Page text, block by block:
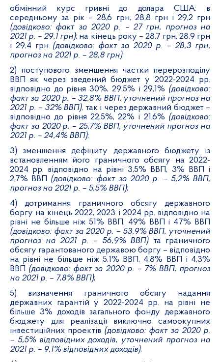
обмінний курс гривні до долара США: в
середньому за рік – 28,6 грн, 28,8 грн і 29,2 грн
(довідково: факт за 2020 р. – 27 грн, прогноз на
2021 р. – 29,1 грн); на кінець року – 28,7 грн, 28,9 грн
і 29,4 грн (довідково: факт за 2020 р. – 28,3 грн,
прогноз на 2021 р. – 28,8 грн);
2) поступового зменшення частки перерозподілу
ВВП як через зведений бюджет у 2022-2024 рр.
відповідно до рівня 30%, 29,5% і 29,1% (довідково:
факт за 2020 р. – 32,8% ВВП, уточнений прогноз на
2021 р. – 32% ВВП), так і через державний бюджет –
відповідно до рівня 22,5%, 22% і 21,6% (довідково:
факт за 2020 р. – 25,7% ВВП, уточнений прогноз на
2021 р. – 24,4% ВВП);
3) зменшення дефіциту державного бюджету із
встановленням його граничного обсягу на 2022-
2024 рр. відповідно на рівні 3,5% ВВП, 3% ВВП і
2,7% ВВП (довідково: факт за 2020 р. – 5,2% ВВП,
прогноз на 2021 р. – 5,5% ВВП);
4) дотримання граничного обсягу державного
боргу на кінець 2022, 2023 і 2024 рр. відповідно на
рівні не більше ніж 51% ВВП, 49% ВВП і 47% ВВП
(довідково: факт за 2020 р. – 53,9% ВВП, уточнений
прогноз на 2021 р. – 56,9% ВВП)та граничного
обсягу гарантованого державою боргу – відповідно
на рівні не більше ніж 5,1% ВВП, 4,8% ВВП і 4,3%
ВВП (довідково: факт за 2020 р. – 7% ВВП, прогноз
на 2021 р. – 7,8% ВВП);
5) визначення граничного обсягу надання
державних гарантій у 2022-2024 рр. на рівні не
більше 3% доходів загального фонду державного
бюджету для реалізації виключно самоокупних
інвестиційних проектів (довідково: факт за 2020 р.
– 5,5% відповідних доходів, уточнений прогноз на
2021 р. – 9,1% відповідних доходів);